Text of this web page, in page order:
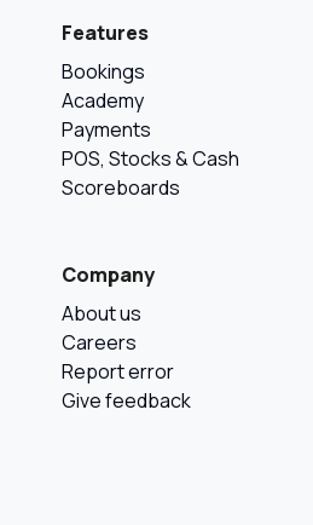
Features
Bookings
Academy
Payments
POS, Stocks & Cash
Scoreboards
Company
About us
Careers
Report error
Give feedback